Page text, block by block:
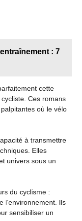
: 7
cette
Ces romans
où le vélo
à transmettre
Elles
univers sous un
du cyclisme :
l’environnement. Ils
sensibiliser un